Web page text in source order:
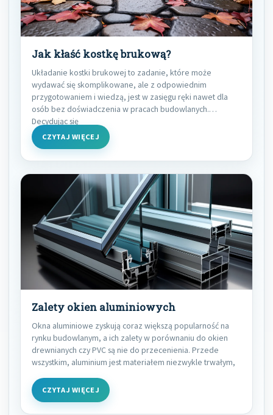
Jak kłaść kostkę brukową?
Układanie kostki brukowej to zadanie, które może
wydawać się skomplikowane, ale z odpowiednim
przygotowaniem i wiedzą, jest w zasięgu ręki nawet dla
osób bez doświadczenia w pracach budowlanych.
Decydując się
CZYTAJ WIĘCEJ
Zalety okien aluminiowych
Okna aluminiowe zyskują coraz większą popularność na
rynku budowlanym, a ich zalety w porównaniu do okien
drewnianych czy PVC są nie do przecenienia. Przede
wszystkim, aluminium jest materiałem niezwykle trwałym,
CZYTAJ WIĘCEJ